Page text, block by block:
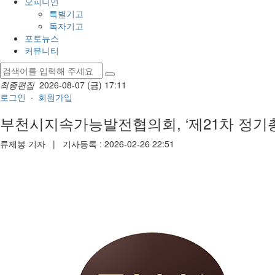
특별기고
독자기고
포토뉴스
커뮤니티
최종편집 2026-08-07 (금) 17:11
로그인 · 회원가입
부천시지속가능발전협의회, ‘제21차 정기
류제봉 기자 | 기사등록 : 2026-02-26 22:51